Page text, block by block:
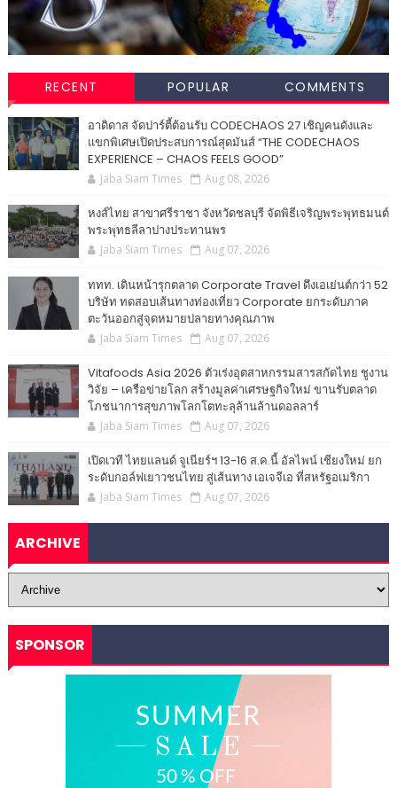
RECENT POPULAR COMMENTS
อาดิดาส จัดปาร์ตี้ต้อนรับ CODECHAOS 27 เชิญคนดังและ
แขกพิเศษเปิดประสบการณ์สุดมันส์ “THE CODECHAOS
EXPERIENCE – CHAOS FEELS GOOD”
Jaba Siam Times Aug 08, 2026
หงส์ไทย สาขาศรีราชา จังหวัดชลบุรี จัดพิธีเจริญพระพุทธมนต์
พระพุทธลีลาปางประทานพร
Jaba Siam Times Aug 07, 2026
ททท. เดินหน้ารุกตลาด Corporate Travel ดึงเอเย่นต์กว่า 52
บริษัท ทดสอบเส้นทางท่องเที่ยว Corporate ยกระดับภาค
ตะวันออกสู่จุดหมายปลายทางคุณภาพ
Jaba Siam Times Aug 07, 2026
Vitafoods Asia 2026 ตัวเร่งอุตสาหกรรมสารสกัดไทย ชูงาน
วิจัย – เครือข่ายโลก สร้างมูลค่าเศรษฐกิจใหม่ ขานรับตลาด
โภชนาการสุขภาพโลกโตทะลุล้านล้านดอลลาร์
Jaba Siam Times Aug 07, 2026
เปิดเวที ไทยแลนด์ จูเนียร์ฯ 13-16 ส.ค.นี้ อัลไพน์ เชียงใหม่ ยก
ระดับกอล์ฟเยาวชนไทย สู่เส้นทาง เอเจจีเอ ที่สหรัฐอเมริกา
Jaba Siam Times Aug 07, 2026
ARCHIVE
SPONSOR